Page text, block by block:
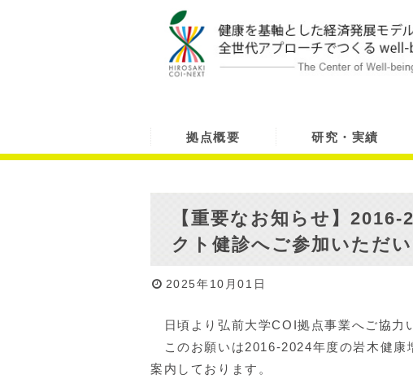
拠点概要 研究・実績
【重要なお知らせ】
クト健診へご参加いただ
2025年10月01日
日頃より弘前大学COI拠点事業へご協力
このお願いは2016-2024年度の岩木健康
案内しております。